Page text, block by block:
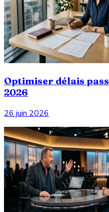
Optimiser délais
2026
26 juin 2026